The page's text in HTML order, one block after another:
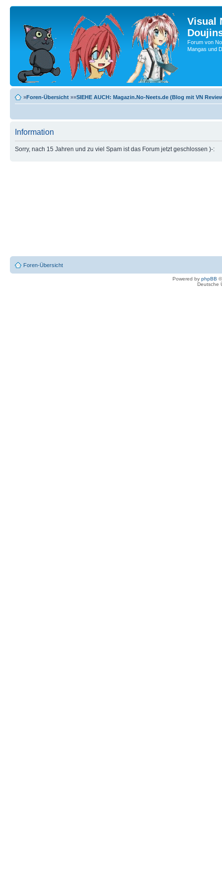
Visual
Forum von
Mangas und
»Foren-Übersicht »»SIEHE AUCH: Magazin.No-Neets.de (Blog mit VN
Information
Sorry, nach 15 Jahren und zu viel Spam ist das Forum jetzt geschlossen )-:
Foren-Übersicht
Powered by phpBB
Deutsche